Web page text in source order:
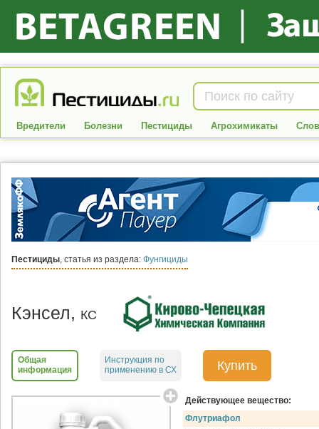
Вредители Болезни Пестициды Агрохимикаты
Пестициды, статья из раздела: Фунгициды
Кэнсел, КС
Общая
информация
Инструкция по
применению в СХ
Купить
Действующее вещество:
Флутриафол